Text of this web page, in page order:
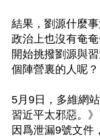
結果，劉源什麼
政治上也沒有奄
開始挑撥劉源與
個陣營裏的人呢？
5月9日，多維網
習近平太邪惡。
因爲泄漏9號文件